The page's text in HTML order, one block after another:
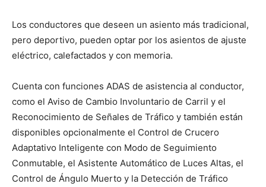
Los conductores que deseen un asiento más tradicional,
pero deportivo, pueden optar por los asientos de ajuste
eléctrico, calefactados y con memoria.
Cuenta con funciones ADAS de asistencia al conductor,
como el Aviso de Cambio Involuntario de Carril y el
Reconocimiento de Señales de Tráfico y también están
disponibles opcionalmente el Control de Crucero
Adaptativo Inteligente con Modo de Seguimiento
Conmutable, el Asistente Automático de Luces Altas, el
Control de Ángulo Muerto y la Detección de Tráfico